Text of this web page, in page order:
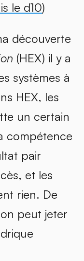
le d10)
découverte
(HEX) il y a
systèmes à
HEX, les
un certain
compétence
pair
et les
rien. De
peut jeter